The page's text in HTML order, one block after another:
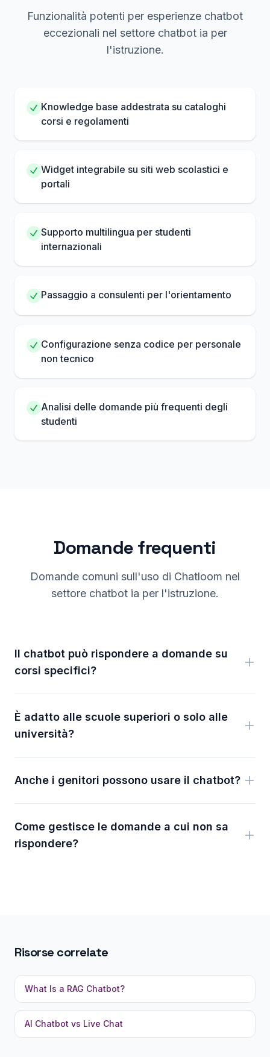
Funzionalità potenti per esperienze chatbot
eccezionali nel settore chatbot ia per
l'istruzione.
Knowledge base addestrata su cataloghi
corsi e regolamenti
Widget integrabile su siti web scolastici e
portali
Supporto multilingua per studenti
internazionali
Passaggio a consulenti per l'orientamento
Configurazione senza codice per personale
non tecnico
Analisi delle domande più frequenti degli
studenti
Domande frequenti
Domande comuni sull'uso di Chatloom nel
settore chatbot ia per l'istruzione.
Il chatbot può rispondere a domande su
corsi specifici?
È adatto alle scuole superiori o solo alle
università?
Anche i genitori possono usare il chatbot?
Come gestisce le domande a cui non sa
rispondere?
Risorse correlate
What Is a RAG Chatbot?
AI Chatbot vs Live Chat